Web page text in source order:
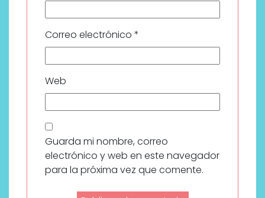
Correo electrónico *
Web
Guarda mi nombre, correo
electrónico y web en este navegador
para la próxima vez que comente.